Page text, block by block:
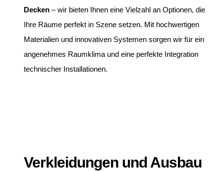
Decken – wir bieten Ihnen eine Vielzahl an Optionen, die
Ihre Räume perfekt in Szene setzen. Mit hochwertigen
Materialien und innovativen Systemen sorgen wir für ein
angenehmes Raumklima und eine perfekte Integration
technischer Installationen.
Verkleidungen und Ausbau